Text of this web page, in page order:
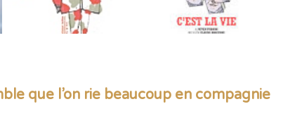
que l’on rie beaucoup en compagnie